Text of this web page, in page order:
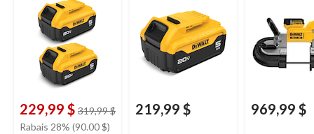
indicateur de
carburant à DEL, paq.
229,99 $ 319,99 $prix
Rabais 28% (90.00 $)
indicateur de charge
à DEL
219,99 $
MAX 5 Ah et
969,99 $